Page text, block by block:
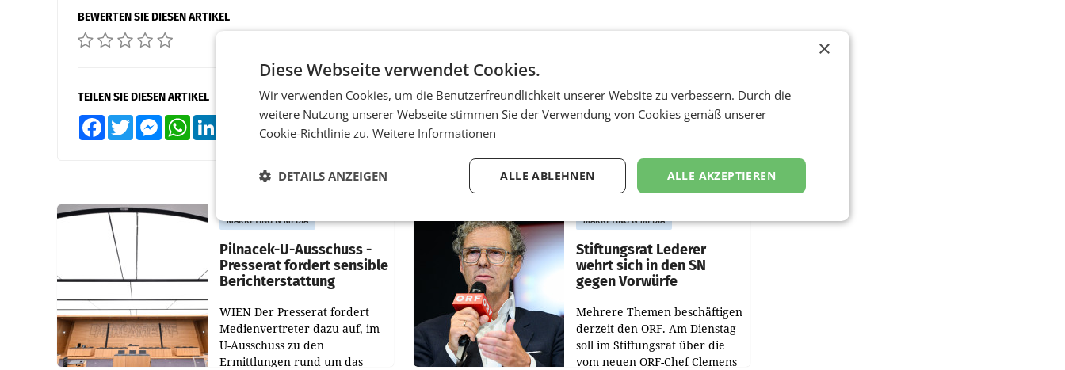
BEWERTEN SIE DIESEN ARTIKEL
TEILEN SIE DIESEN ARTIKEL
FacebookTwitter MessengerWhatsApp XING Teilen
MARKETING & MEDIA
Pilnacek-U-Ausschuss -
Presserat fordert sensible
Berichterstattung
WIEN Der Presserat fordert
Medienvertreter dazu auf, im
U-Ausschuss zu den
Ermittlungen rund um das
MARKETING & MEDIA
Stiftungsrat Lederer
wehrt sich in den SN
gegen Vorwürfe
Mehrere Themen beschäftigen
derzeit den ORF. Am Dienstag
soll im Stiftungsrat über die
vom neuen ORF-Chef Clemens
×
Diese Webseite verwendet Cookies.
Wir verwenden Cookies, um die Benutzerfreundlichkeit unserer Website zu verbessern. Durch die
weitere Nutzung unserer Webseite stimmen Sie der Verwendung von Cookies gemäß unserer
Cookie-Richtlinie zu. Weitere Informationen
ALLE AKZEPTIEREN
ALLE ABLEHNEN
DETAILS ANZEIGEN